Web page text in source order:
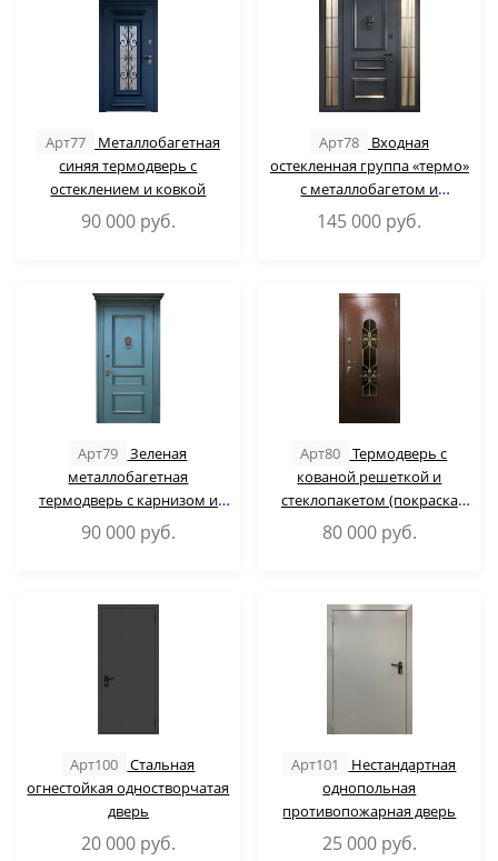
Арт77
Металлобагетная
синяя термодверь с
остеклением и ковкой
90 000 руб.
Арт78
Входная
остекленная группа «термо»
с металлобагетом и
кнокером + скрытые петли
145 000 руб.
Арт79
Зеленая
металлобагетная
термодверь с карнизом и
кнокером
90 000 руб.
Арт80
Термодверь с
кованой решеткой и
стеклопакетом (покраска
«антик»)
80 000 руб.
Арт100
Стальная
огнестойкая одностворчатая
дверь
20 000 руб.
Арт101
Нестандартная
однопольная
противопожарная дверь
25 000 руб.